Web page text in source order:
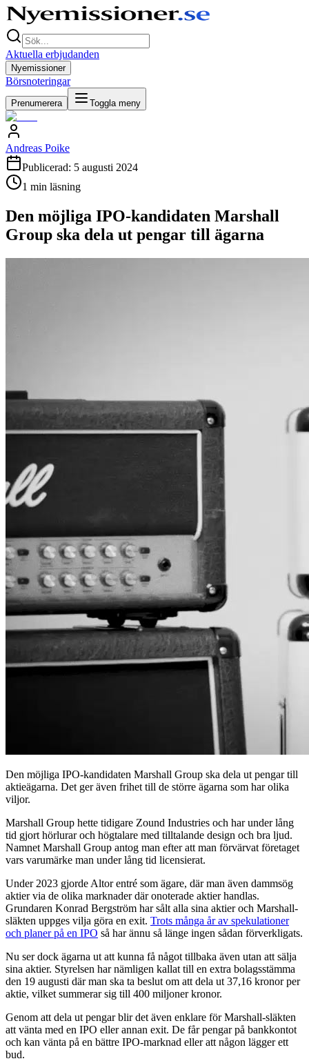
Aktuella erbjudanden
Nyemissioner
Börsnoteringar
Prenumerera Toggla meny
Andreas Poike
Publicerad: 5 augusti 2024
1 min läsning
Den möjliga IPO-kandidaten Marshall
Group ska dela ut pengar till ägarna
Den möjliga IPO-kandidaten Marshall Group ska dela ut pengar till
aktieägarna. Det ger även frihet till de större ägarna som har olika
viljor.
Marshall Group hette tidigare Zound Industries och har under lång
tid gjort hörlurar och högtalare med tilltalande design och bra ljud.
Namnet Marshall Group antog man efter att man förvärvat företaget
vars varumärke man under lång tid licensierat.
Under 2023 gjorde Altor entré som ägare, där man även dammsög
aktier via de olika marknader där onoterade aktier handlas.
Grundaren Konrad Bergström har sålt alla sina aktier och Marshall-
släkten uppges vilja göra en exit. Trots många år av spekulationer
och planer på en IPO så har ännu så länge ingen sådan förverkligats.
Nu ser dock ägarna ut att kunna få något tillbaka även utan att sälja
sina aktier. Styrelsen har nämligen kallat till en extra bolagsstämma
den 19 augusti där man ska ta beslut om att dela ut 37,16 kronor per
aktie, vilket summerar sig till 400 miljoner kronor.
Genom att dela ut pengar blir det även enklare för Marshall-släkten
att vänta med en IPO eller annan exit. De får pengar på bankkontot
och kan vänta på en bättre IPO-marknad eller att någon lägger ett
bud.